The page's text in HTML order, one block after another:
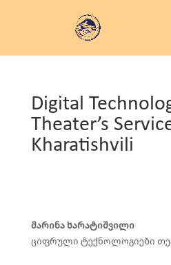
Digital
Theater’s
Kharatishvili
მარინა ხარატიშვილი
ციფრული ტექნოლოგიები